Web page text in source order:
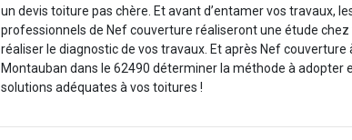
un devis toiture pas chère. Et avant d’entamer vos travaux,
professionnels de Nef couverture réaliseront une étude chez
réaliser le diagnostic de vos travaux. Et après Nef couverture
Montauban dans le 62490 déterminer la méthode à adopter
solutions adéquates à vos toitures !